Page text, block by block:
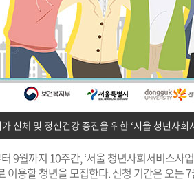
신체 및 정신건강 증진을 위한 ‘서울 청년사
9월까지 10주간, ‘서울 청년사회서비스사
이용할 청년을 모집한다. 신청 기간은 오는